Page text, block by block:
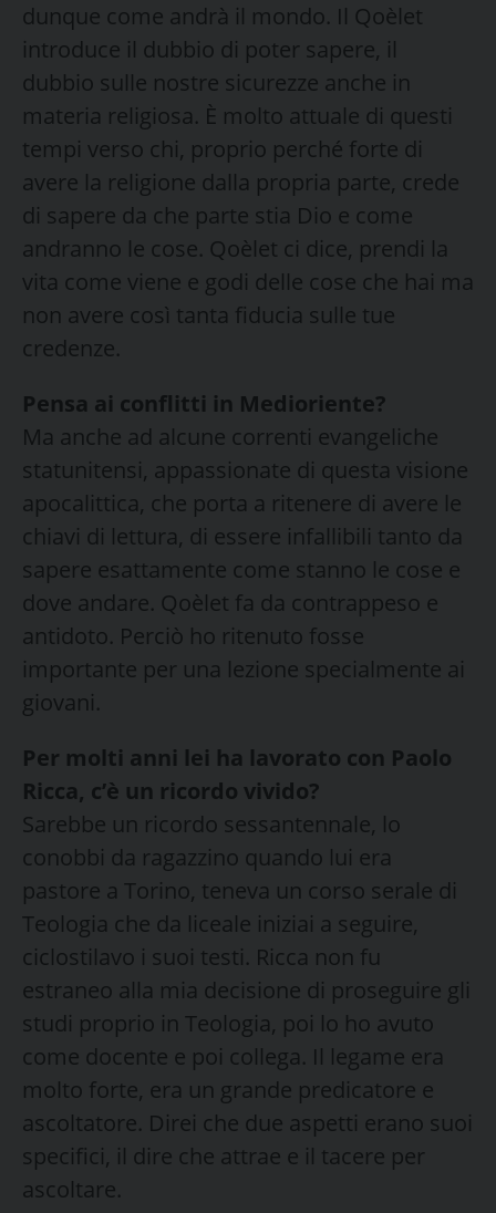
dunque come andrà il mondo. Il Qoèlet
introduce il dubbio di poter sapere, il
dubbio sulle nostre sicurezze anche in
materia religiosa. È molto attuale di questi
tempi verso chi, proprio perché forte di
avere la religione dalla propria parte, crede
di sapere da che parte stia Dio e come
andranno le cose. Qoèlet ci dice, prendi la
vita come viene e godi delle cose che hai ma
non avere così tanta fiducia sulle tue
credenze.
Pensa ai conflitti in Medioriente?
Ma anche ad alcune correnti evangeliche
statunitensi, appassionate di questa visione
apocalittica, che porta a ritenere di avere le
chiavi di lettura, di essere infallibili tanto da
sapere esattamente come stanno le cose e
dove andare. Qoèlet fa da contrappeso e
antidoto. Perciò ho ritenuto fosse
importante per una lezione specialmente ai
giovani.
Per molti anni lei ha lavorato con Paolo
Ricca, c’è un ricordo vivido?
Sarebbe un ricordo sessantennale, lo
conobbi da ragazzino quando lui era
pastore a Torino, teneva un corso serale di
Teologia che da liceale iniziai a seguire,
ciclostilavo i suoi testi. Ricca non fu
estraneo alla mia decisione di proseguire gli
studi proprio in Teologia, poi lo ho avuto
come docente e poi collega. Il legame era
molto forte, era un grande predicatore e
ascoltatore. Direi che due aspetti erano suoi
specifici, il dire che attrae e il tacere per
ascoltare.